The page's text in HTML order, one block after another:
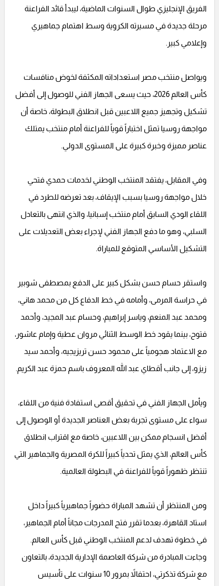
الفريق الإنجليزي طوال السنوات الماضية، ليبدأ قائد الفراعنة
مرحلة جديدة في مسيرته الكروية وسط اهتمام جماهيري
وإعلامي كبير.
ويواصل منتخب مصر استعداداته المكثفة لخوض منافسات
كأس العالم 2026، حيث يسعى الجهاز الفني للوصول إلى أفضل
تشكيل وتجهيز جميع اللاعبين قبل انطلاق البطولة، خاصة أن
مواجهة روسيا تمثل اختباراً قوياً للفراعنة أمام منتخب يمتلك
عناصر مميزة وخبرة كبيرة على المستوى الدولي.
وفي المقابل، يفتقد المنتخب الوطني لخدمات حمدي فتحي
خلال مواجهة روسيا بسبب الإيقاف، بعد تعرضه للطرد في
اللقاء الودي السابق أمام منتخب إسبانيا، والذي انتهى بالتعادل
السلبي، وهو ما دفع الجهاز الفني لإجراء بعض التعديلات على
التشكيل الأساسي المتوقع للمباراة.
واستقر حسام حسن بشكل كبير على الدفع بمصطفى شوبير
في حراسة المرمى، وأمامه في خط الدفاع كل من محمد هاني،
ومحمد عبد المنعم، وياسر إبراهيم، وحسام عبد المجيد، وأحمد
فتوح، بينما يقود خط الوسط الثنائي مروان عطية وإمام عاشور،
مع الاعتماد هجومياً على محمود حسن تريزيجيه، وأحمد سيد
زيزو، إلى جانب أقطاي عبد الله المعروف باسم حمزة عبد الكريم.
ويأمل الجهاز الفني في تحقيق أقصى استفادة فنية من اللقاء،
سواء على مستوى تجربة بعض العناصر الجديدة أو الوصول إلى
أفضل انسجام ممكن بين اللاعبين، خاصة مع اقتراب انطلاق
كأس العالم، الذي يمثل تحدياً كبيراً للكرة المصرية والجماهير التي
تنتظر ظهوراً قوياً للفراعنة في البطولة العالمية.
ومن المنتظر أن تشهد المباراة حضوراً جماهيرياً كبيراً داخل
استاد القاهرة، بعدما تقرر فتح المدرجات مجاناً أمام الجماهير،
في خطوة تهدف لدعم المنتخب الوطني قبل كأس العالم.
وجاءت المبادرة من شركة العاصمة الإدارية الجديدة، بالتعاون
مع شركة تذكرتي، احتفالاً بمرور 10 سنوات على تأسيس